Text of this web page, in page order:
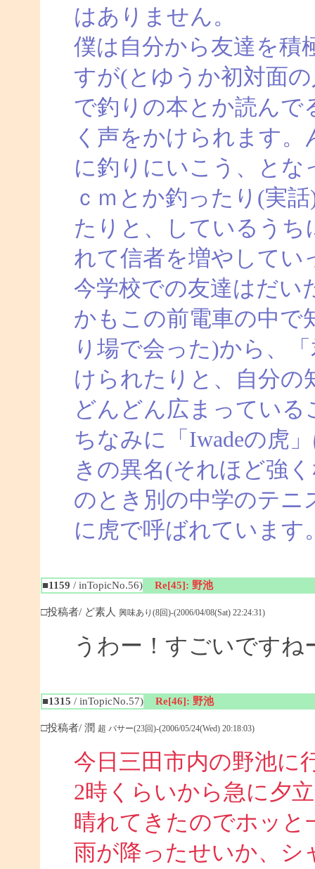
はありません。
僕は自分から友達を積
すが(とゆうか初対面
で釣りの本とか読んで
く声をかけられます
に釣りにいこう、とな
ｃｍとか釣ったり(実
たりと、しているう
れて信者を増やしてい
今学校での友達はだい
かもこの前電車の中で
り場で会った)から、
けられたりと、自分の
どんどん広まってい
ちなみに「Iwadeの虎
きの異名(それほど強
のとき別の中学のテニ
に虎で呼ばれています
■1159 / inTopicNo.56) Re[45]: 野池
□投稿者/ ど素人 興味あり(8回)-(2006/04/08(Sat) 22:24:31)
うわー！すごいですね
■1315 / inTopicNo.57) Re[46]: 野池
□投稿者/ 潤 超 バサー(23回)-(2006/05/24(Wed) 20:18:03)
今日三田市内の野池に
2時くらいから急に夕
晴れてきたのでホッと
雨が降ったせいか、シ